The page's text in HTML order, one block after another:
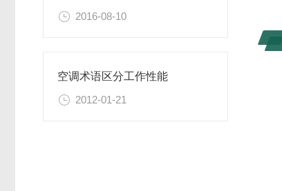
2016-08-10
空调术语区分工作性能
2012-01-21